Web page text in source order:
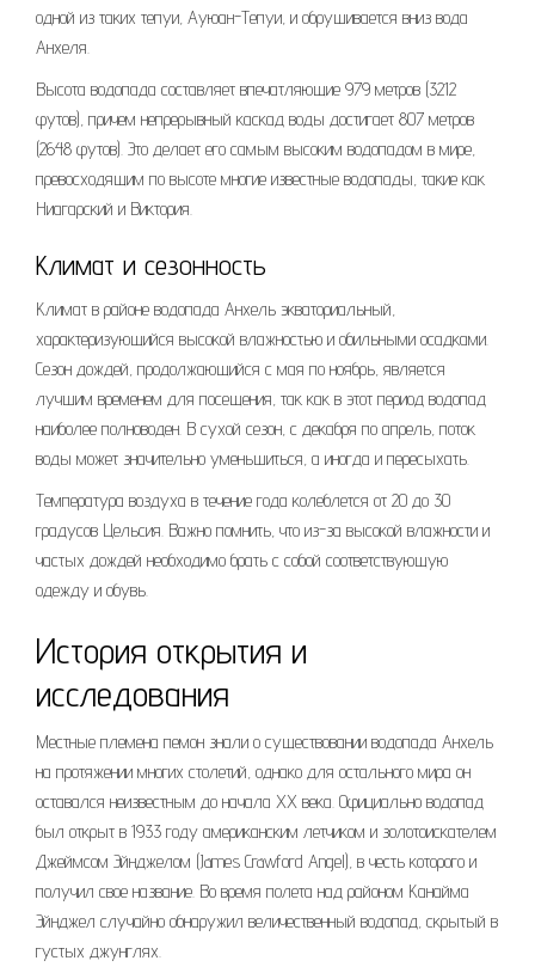
одной из таких тепуи, Ауюан-Тепуи, и обрушивается вниз вода
Анхеля.
Высота водопада составляет впечатляющие 979 метров (3212
футов), причем непрерывный каскад воды достигает 807 метров
(2648 футов). Это делает его самым высоким водопадом в мире,
превосходящим по высоте многие известные водопады, такие как
Ниагарский и Виктория.
Климат и сезонность
Климат в районе водопада Анхель экваториальный,
характеризующийся высокой влажностью и обильными осадками.
Сезон дождей, продолжающийся с мая по ноябрь, является
лучшим временем для посещения, так как в этот период водопад
наиболее полноводен. В сухой сезон, с декабря по апрель, поток
воды может значительно уменьшиться, а иногда и пересыхать.
Температура воздуха в течение года колеблется от 20 до 30
градусов Цельсия. Важно помнить, что из-за высокой влажности и
частых дождей необходимо брать с собой соответствующую
одежду и обувь.
История открытия и
исследования
Местные племена пемон знали о существовании водопада Анхель
на протяжении многих столетий, однако для остального мира он
оставался неизвестным до начала XX века. Официально водопад
был открыт в 1933 году американским летчиком и золотоискателем
Джеймсом Эйнджелом (James Crawford Angel), в честь которого и
получил свое название. Во время полета над районом Канайма
Эйнджел случайно обнаружил величественный водопад, скрытый в
густых джунглях.